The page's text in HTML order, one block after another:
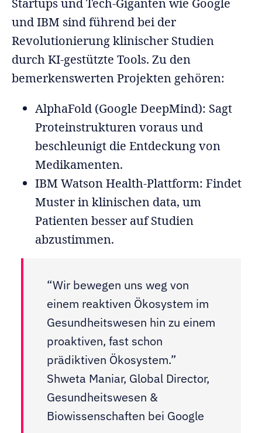
Startups und Tech-Giganten wie Google
und IBM sind führend bei der
Revolutionierung klinischer Studien
durch KI-gestützte Tools. Zu den
bemerkenswerten Projekten gehören:
AlphaFold (Google DeepMind): Sagt
Proteinstrukturen voraus und
beschleunigt die Entdeckung von
Medikamenten.
IBM Watson Health-Plattform: Findet
Muster in klinischen data, um
Patienten besser auf Studien
abzustimmen.
“Wir bewegen uns weg von
einem reaktiven Ökosystem im
Gesundheitswesen hin zu einem
proaktiven, fast schon
prädiktiven Ökosystem.”
Shweta Maniar, Global Director,
Gesundheitswesen &
Biowissenschaften bei Google